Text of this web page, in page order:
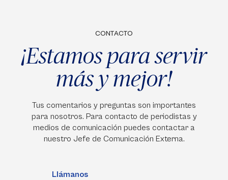
CONTACTO
¡Estamos para servir
más y mejor!
Tus comentarios y preguntas son importantes
para nosotros. Para contacto de periodistas y
medios de comunicación puedes contactar a
nuestro Jefe de Comunicación Externa.
Llámanos